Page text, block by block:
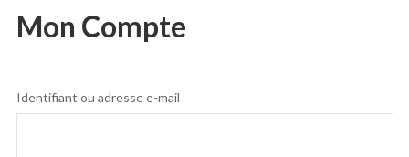
Mon Compte
Identifiant ou adresse e-mail